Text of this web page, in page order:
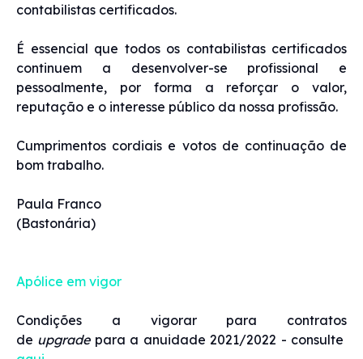
contabilistas certificados.
É essencial que todos os contabilistas certificados
continuem a desenvolver-se profissional e
pessoalmente, por forma a reforçar o valor,
reputação e o interesse público da nossa profissão.
Cumprimentos cordiais e votos de continuação de
bom trabalho.
Paula Franco
(Bastonária)
Apólice em vigor
Condições a vigorar para contratos
de upgrade para a anuidade 2021/2022 - consulte